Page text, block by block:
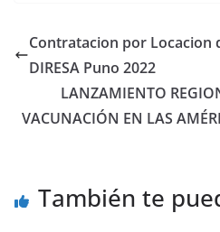
Contratacion por Locacion
DIRESA Puno 2022
LANZAMIENTO
VACUNACIÓN EN LAS
También te